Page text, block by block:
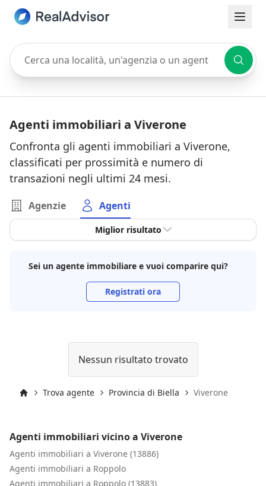
Cerca una località, un'agenzia o un agente
Agenti immobiliari a Viverone
Confronta gli agenti immobiliari a Viverone,
classificati per prossimità e numero di
transazioni negli ultimi 24 mesi.
Agenzie Agenti
Miglior risultato
Sei un agente immobiliare e vuoi comparire qui?
Registrati ora
Nessun risultato trovato
Trova agente Provincia di Biella Viverone
Agenti immobiliari vicino a Viverone
Agenti immobiliari a Viverone (13886)
Agenti immobiliari a Roppolo
Agenti immobiliari a Roppolo (13883)